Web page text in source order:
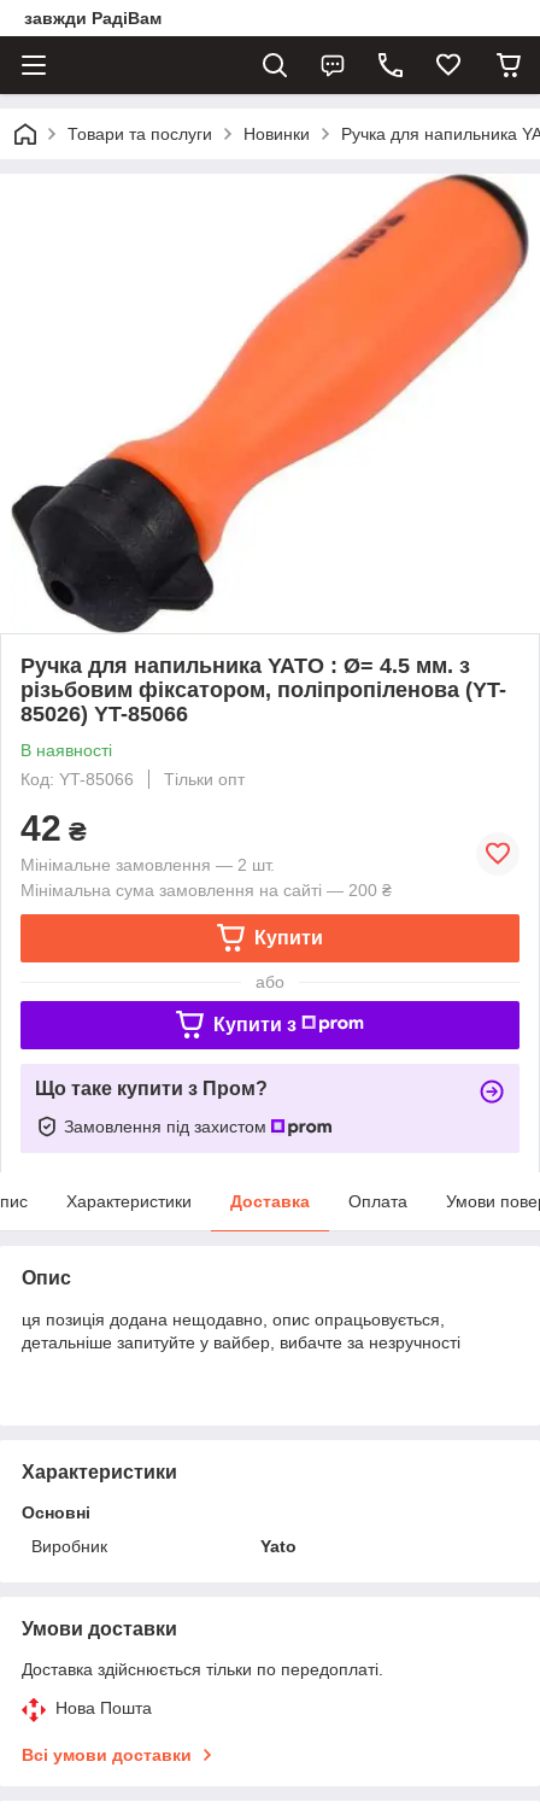
завжди РадіВам
Товари та послуги Новинки Ручка для напильника
Ручка для напильника YATO : Ø= 4.5 мм. з
різьбовим фіксатором, поліпропіленова (YT-
85026) YT-85066
В наявності
Код: YT-85066
Тільки опт
42 ₴
Мінімальне замовлення — 2 шт.
Мінімальна сума замовлення на сайті — 200 ₴
Купити
або
Купити з
Що таке купити з Пром?
Замовлення під захистом
Характеристики Доставка Оплата Умови
Опис
ця позиція додана нещодавно, опис опрацьовується,
детальніше запитуйте у вайбер, вибачте за незручності
Характеристики
Основні
Виробник
Yato
Умови доставки
Доставка здійснюється тільки по передоплаті.
Нова Пошта
Всі умови доставки